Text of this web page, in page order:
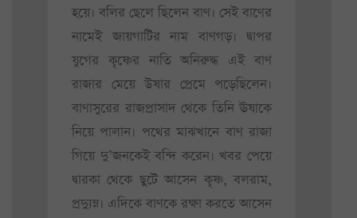
হয়ে। বলির ছেলে ছিলেন বাণ। সেই বাণের
নামেই জায়গাটির নাম বাণগড়। দ্বাপর
যুগের কৃষ্ণের নাতি অনিরুদ্ধ এই বাণ
রাজার মেয়ে উষার প্রেমে পড়েছিলেন।
বাণাসুরের রাজপ্রাসাদ থেকে তিনি ঊষাকে
নিয়ে পালান। পথের মাঝখানে বাণ রাজা
গিয়ে দু’জনকেই বন্দি করেন। খবর পেয়ে
দ্বারকা থেকে ছুটে আসেন কৃষ্ণ, বলরাম,
প্রদ্যুম্ন। এদিকে বাণকে রক্ষা করতে আসেন